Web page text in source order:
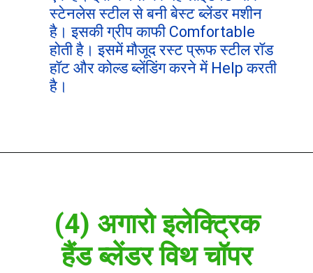
स्टेनलेस स्टील से बनी बेस्ट ब्लेंडर मशीन
है। इसकी ग्रीप काफी Comfortable
होती है। इसमें मौजूद रस्ट प्रूफ स्टील रॉड
हॉट और कोल्ड ब्लेंडिंग करने में Help करती
है।
(4) अगारो इलेक्ट्रिक
हैंड ब्लेंडर विथ चॉपर